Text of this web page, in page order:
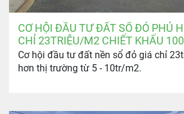
CƠ HỘI ĐẦU TƯ ĐẤT SỔ ĐỎ PHÚ
CHỈ 23TRIỆU/M2 CHIẾT KHẤU
Cơ hội đầu tư đất nền sổ đỏ giá chỉ
hơn thị trường từ 5 - 10tr/m2.